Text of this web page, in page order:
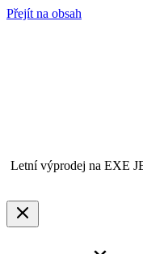
Přejít na obsah
Letní výprodej na EXE